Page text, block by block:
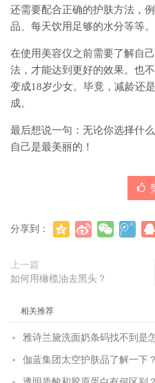
还需要配合正确的护肤方法，
品、每天饮用足够的水分等等。
在使用美容仪之前需要了解自
法，才能达到更好的效果。也
变成18岁少女。毕竟，减龄还
成。
最后想说一句：无论你选择什
自己是最美丽的！
分享到：
上一篇
如何用橄榄油去黑头？
相关推荐
雅诗兰黛洗面奶条码找不到是
伽蓝集团太空护肤品了解一下？